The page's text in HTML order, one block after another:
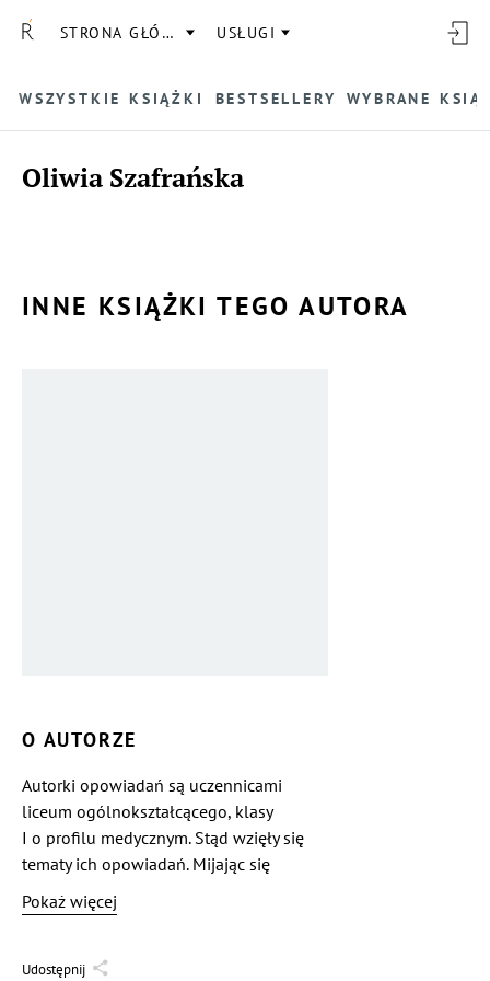
STRONA GŁÓWNA USŁUGI
WSZYSTKIE KSIĄŻKI BESTSELLERY WYBRANE
Oliwia Szafrańska
INNE KSIĄŻKI TEGO AUTORA
O AUTORZE
Autorki opowiadań są uczennicami
liceum ogólnokształcącego, klasy
I o profilu medycznym. Stąd wzięły się
tematy ich opowiadań. Mijając się
z powołaniem, postanowiły rozwijać
swoje humanistyczne pasje. Nie
zainteresowaniami o charakterze
Pokaż więcej
Udostępnij